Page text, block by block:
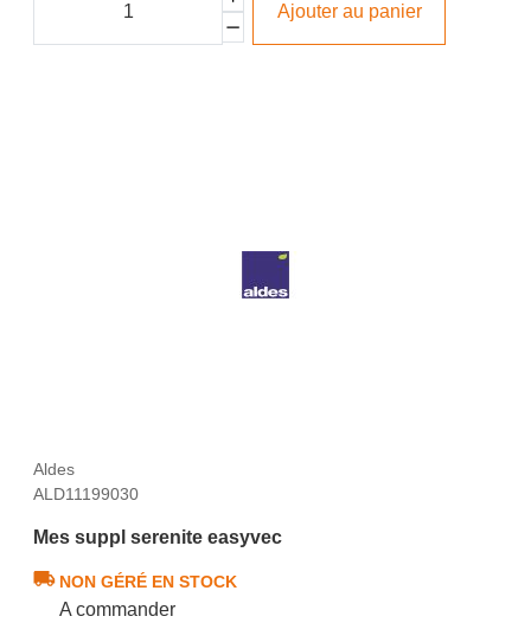
Ajouter au panier
Aldes
ALD11199030
Mes suppl serenite easyvec
NON GÉRÉ EN STOCK
A commander